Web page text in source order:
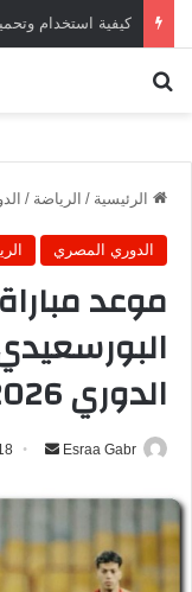
الرئيسية / الرياضة /
الدوري المصري
موعد
الدوري 2026 والقنوات
Esraa Gabr 18 مايو،